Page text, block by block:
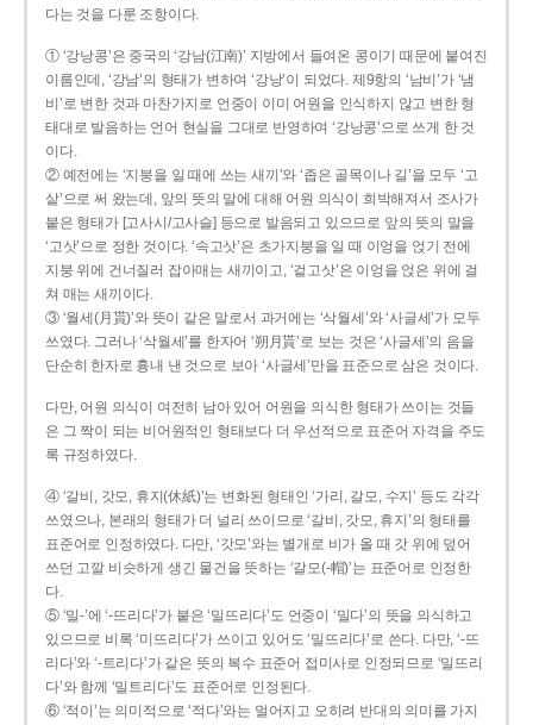
다는 것을 다룬 조항이다.
① ‘강낭콩’은 중국의 ‘강남(江南)’ 지방에서 들여온 콩이기 때문에 붙여진
이름인데, ‘강남’의 형태가 변하여 ‘강낭’이 되었다. 제9항의 ‘남비’가 ‘냄
비’로 변한 것과 마찬가지로 언중이 이미 어원을 인식하지 않고 변한 형
태대로 발음하는 언어 현실을 그대로 반영하여 ‘강낭콩’으로 쓰게 한 것
이다.
② 예전에는 ‘지붕을 일 때에 쓰는 새끼’와 ‘좁은 골목이나 길’을 모두 ‘고
샅’으로 써 왔는데, 앞의 뜻의 말에 대해 어원 의식이 희박해져서 조사가
붙은 형태가 [고사시/고사슬] 등으로 발음되고 있으므로 앞의 뜻의 말을
‘고삿’으로 정한 것이다. ‘속고삿’은 초가지붕을 일 때 이엉을 얹기 전에
지붕 위에 건너질러 잡아매는 새끼이고, ‘겉고삿’은 이엉을 얹은 위에 걸
쳐 매는 새끼이다.
③ ‘월세(月貰)’와 뜻이 같은 말로서 과거에는 ‘삭월세’와 ‘사글세’가 모두
쓰였다. 그러나 ‘삭월세’를 한자어 ‘朔月貰’로 보는 것은 ‘사글세’의 음을
단순히 한자로 흉내 낸 것으로 보아 ‘사글세’만을 표준으로 삼은 것이다.
다만, 어원 의식이 여전히 남아 있어 어원을 의식한 형태가 쓰이는 것들
은 그 짝이 되는 비어원적인 형태보다 더 우선적으로 표준어 자격을 주도
록 규정하였다.
④ ‘갈비, 갓모, 휴지(休紙)’는 변화된 형태인 ‘가리, 갈모, 수지’ 등도 각각
쓰였으나, 본래의 형태가 더 널리 쓰이므로 ‘갈비, 갓모, 휴지’의 형태를
표준어로 인정하였다. 다만, ‘갓모’와는 별개로 비가 올 때 갓 위에 덮어
쓰던 고깔 비슷하게 생긴 물건을 뜻하는 ‘갈모(-帽)’는 표준어로 인정한
다.
⑤ ‘밀-’에 ‘-뜨리다’가 붙은 ‘밀뜨리다’도 언중이 ‘밀다’의 뜻을 의식하고
있으므로 비록 ‘미뜨리다’가 쓰이고 있어도 ‘밀뜨리다’로 쓴다. 다만, ‘-뜨
리다’와 ‘-트리다’가 같은 뜻의 복수 표준어 접미사로 인정되므로 ‘밀뜨리
다’와 함께 ‘밀트리다’도 표준어로 인정된다.
⑥ ‘적이’는 의미적으로 ‘적다’와는 멀어지고 오히려 반대의 의미를 가지